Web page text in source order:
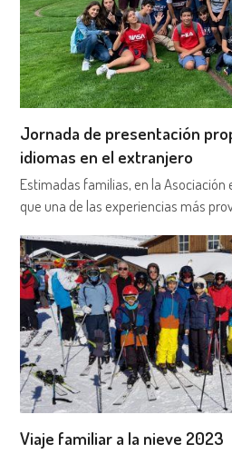
Jornada de presentación
idiomas en el extranjero
Estimadas familias, en la
que una de las experiencias más
Viaje familiar a la nieve 2023